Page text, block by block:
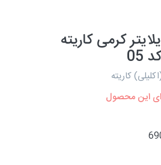
کرمی کاریته
کاریته
این محصول